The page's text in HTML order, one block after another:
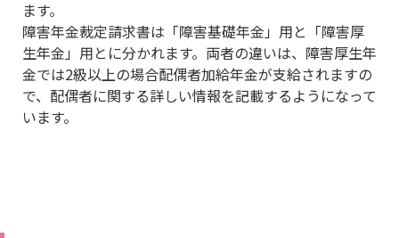
ます。
障害年金裁定請求書は「障害基礎年金」用と「障害厚
生年金」用とに分かれます。両者の違いは、障害厚生年
金では2級以上の場合配偶者加給年金が支給されますの
で、配偶者に関する詳しい情報を記載するようになって
います。